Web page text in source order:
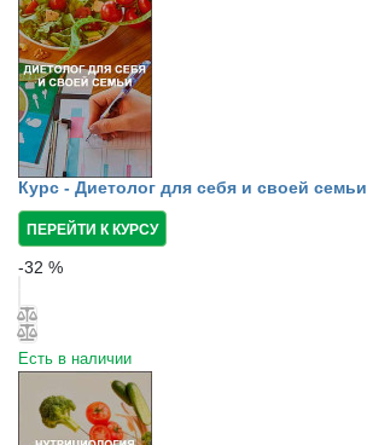
Курс - Диетолог для себя и своей семьи
ПЕРЕЙТИ К КУРСУ
-32 %
Есть в наличии